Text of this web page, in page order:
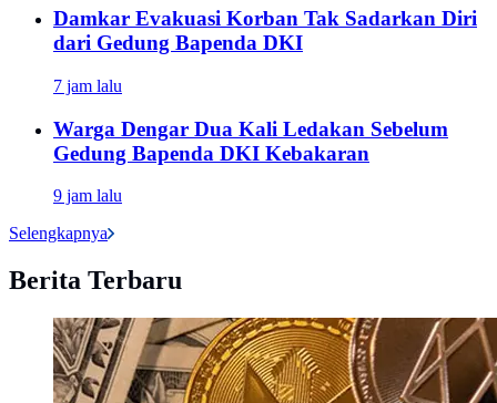
Damkar Evakuasi Korban Tak Sadarkan Diri
dari Gedung Bapenda DKI
7 jam lalu
Warga Dengar Dua Kali Ledakan Sebelum
Gedung Bapenda DKI Kebakaran
9 jam lalu
Selengkapnya
Berita Terbaru